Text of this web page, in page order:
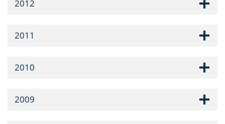
2012
2011
2010
2009